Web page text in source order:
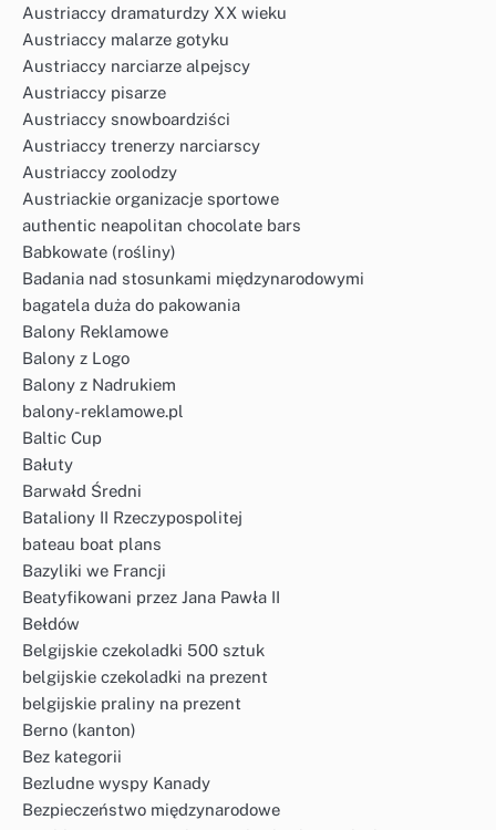
Austriaccy dramaturdzy XX wieku
Austriaccy malarze gotyku
Austriaccy narciarze alpejscy
Austriaccy pisarze
Austriaccy snowboardziści
Austriaccy trenerzy narciarscy
Austriaccy zoolodzy
Austriackie organizacje sportowe
authentic neapolitan chocolate bars
Babkowate (rośliny)
Badania nad stosunkami międzynarodowymi
bagatela duża do pakowania
Balony Reklamowe
Balony z Logo
Balony z Nadrukiem
balony-reklamowe.pl
Baltic Cup
Bałuty
Barwałd Średni
Bataliony II Rzeczypospolitej
bateau boat plans
Bazyliki we Francji
Beatyfikowani przez Jana Pawła II
Bełdów
Belgijskie czekoladki 500 sztuk
belgijskie czekoladki na prezent
belgijskie praliny na prezent
Berno (kanton)
Bez kategorii
Bezludne wyspy Kanady
Bezpieczeństwo międzynarodowe